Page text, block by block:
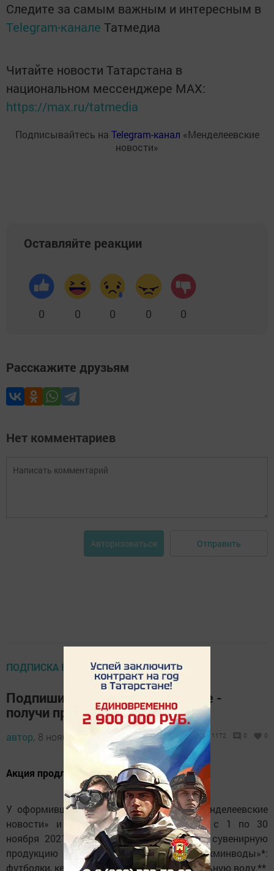
Следите за самым важным и интересным в
Telegram-канале Татмедиа
Читайте новости Татарстана в
национальном мессенджере MАХ:
https://max.ru/tatmedia
Подписывайтесь на Telegram-канал «Менделеевские
новости»
Оставляйте реакции
0 0 0 0 0
Расскажите друзьям
Нет комментариев
Авторизоваться Отправить
ПОДПИСКА НА МН
Подпишись на районное издание -
получи приз
автор, 8 ноября 2021 - 15:17 1172 0 0
Акция продлится до конца ноября.
У оформивших абонимент на газеты «Менделеевские
новости» и «Менделеевск яңалыклары» с 1 по 30
ноября 2021 года есть шансы выиграть сувенирную
продукцию от санатория «Шифалы су-Ижминводы»*:
футболки, кепки, чайные наборы и минеральную воду.**